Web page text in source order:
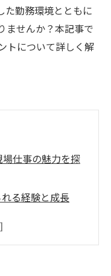
た勤務環境とともに
ませんか？本記事で
トについて詳しく解
仕事の魅力を探
る経験と成長
力